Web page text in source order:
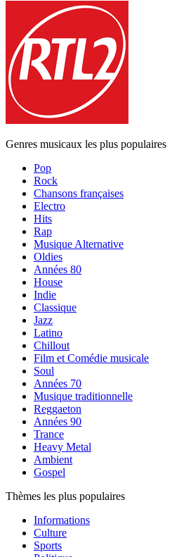
Genres musicaux les plus populaires
Pop
Rock
Chansons françaises
Electro
Hits
Rap
Musique Alternative
Oldies
Années 80
House
Indie
Classique
Jazz
Latino
Chillout
Film et Comédie musicale
Soul
Années 70
Musique traditionnelle
Reggaeton
Années 90
Trance
Heavy Metal
Ambient
Gospel
Thèmes les plus populaires
Informations
Culture
Sports